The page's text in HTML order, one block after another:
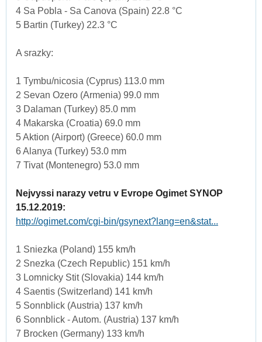
4 Sa Pobla - Sa Canova (Spain) 22.8 °C
5 Bartin (Turkey) 22.3 °C
A srazky:
1 Tymbu/nicosia (Cyprus) 113.0 mm
2 Sevan Ozero (Armenia) 99.0 mm
3 Dalaman (Turkey) 85.0 mm
4 Makarska (Croatia) 69.0 mm
5 Aktion (Airport) (Greece) 60.0 mm
6 Alanya (Turkey) 53.0 mm
7 Tivat (Montenegro) 53.0 mm
Nejvyssi narazy vetru v Evrope Ogimet SYNOP
15.12.2019:
http://ogimet.com/cgi-bin/gsynext?lang=en&stat...
1 Sniezka (Poland) 155 km/h
2 Snezka (Czech Republic) 151 km/h
3 Lomnicky Stit (Slovakia) 144 km/h
4 Saentis (Switzerland) 141 km/h
5 Sonnblick (Austria) 137 km/h
6 Sonnblick - Autom. (Austria) 137 km/h
7 Brocken (Germany) 133 km/h